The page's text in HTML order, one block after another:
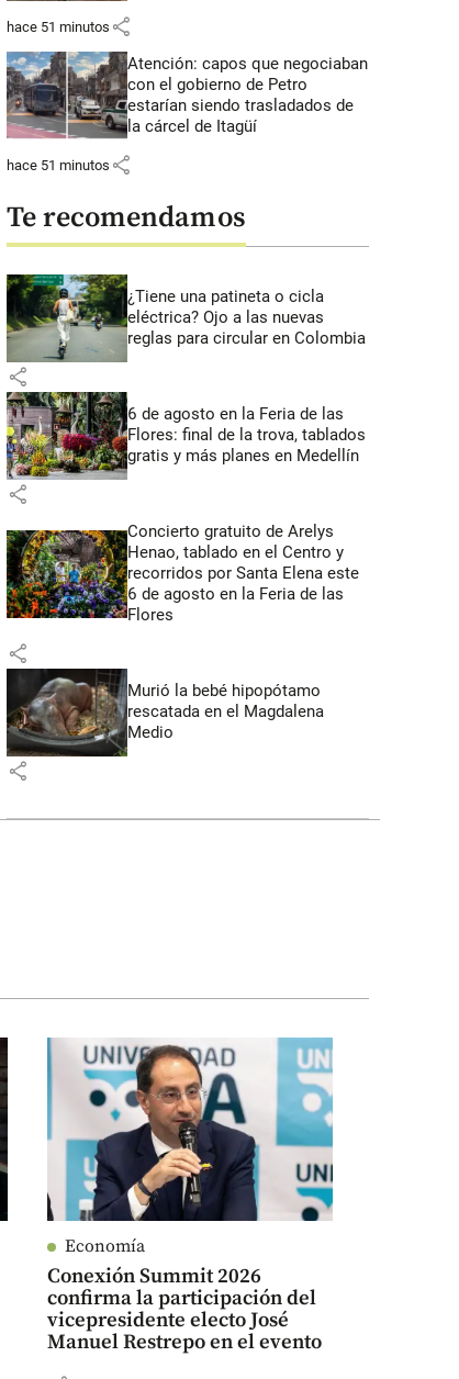
hace 51 minutos share
Atención: capos que negociaban
con el gobierno de Petro
estarían siendo trasladados de
la cárcel de Itagüí
hace 51 minutos share
Te recomendamos
¿Tiene una patineta o cicla
eléctrica? Ojo a las nuevas
reglas para circular en Colombia
share
6 de agosto en la Feria de las
Flores: final de la trova, tablados
gratis y más planes en Medellín
share
Concierto gratuito de Arelys
Henao, tablado en el Centro y
recorridos por Santa Elena este
6 de agosto en la Feria de las
Flores
share
Murió la bebé hipopótamo
rescatada en el Magdalena
Medio
share
Economía
Conexión Summit 2026
confirma la participación del
vicepresidente electo José
Manuel Restrepo en el evento